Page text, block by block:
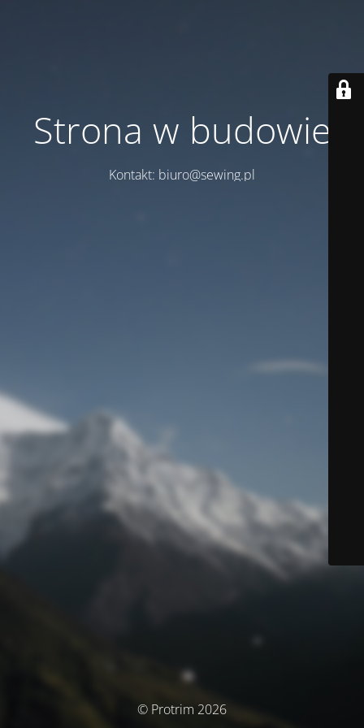
Strona w budowie
Kontakt: biuro@sewing.pl
© Protrim 2026